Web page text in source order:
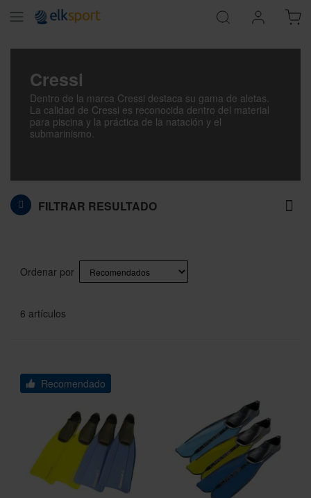
Cressi
Dentro de la marca Cressi destaca su gama de aletas.
La calidad de Cressi es reconocida dentro del material
para piscina y la práctica de la natación y el
submarinismo.
FILTRAR RESULTADO
6 artículos
Ordenar por
Recomendado